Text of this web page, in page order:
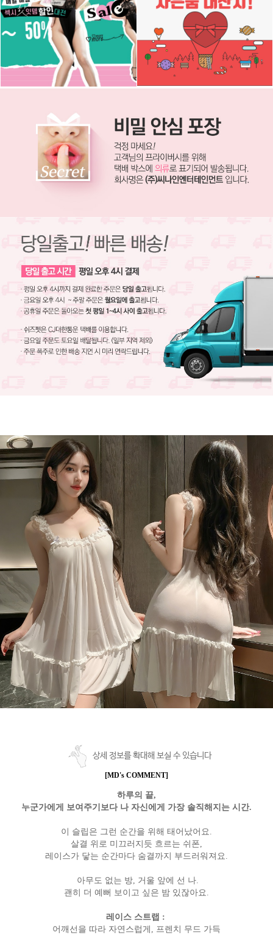
상세 정보를 확대해 보실 수 있습니다
[MD's COMMENT]
하루의 끝,
누군가에게 보여주기보다 나 자신에게 가장 솔직해지는 시간.
이 슬립은 그런 순간을 위해 태어났어요.
살결 위로 미끄러지듯 흐르는 쉬폰,
레이스가 닿는 순간마다 숨결까지 부드러워져요.
아무도 없는 방, 거울 앞에 선 나.
괜히 더 예뻐 보이고 싶은 밤 있잖아요.
레이스 스트랩 :
어깨선을 따라 자연스럽게, 프렌치 무드 가득